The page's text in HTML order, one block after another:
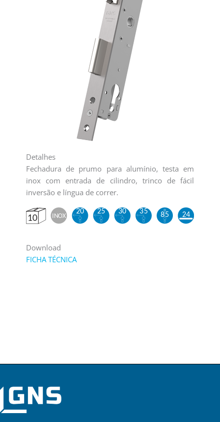
Detalhes
Fechadura de prumo para alumínio, testa em
inox com entrada de cilindro, trinco de fácil
inversão e língua de correr.
Download
FICHA TÉCNICA